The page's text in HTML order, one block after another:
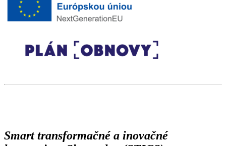
Smart transformačné a inovačné